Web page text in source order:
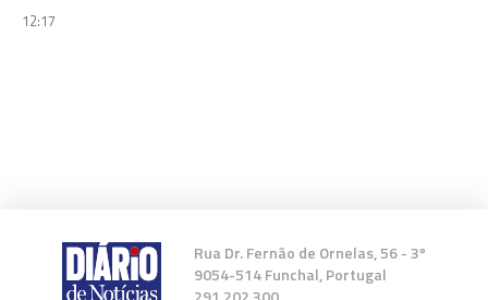
12:17
Rua Dr. Fernão de Ornelas, 56 - 3º
9054-514 Funchal, Portugal